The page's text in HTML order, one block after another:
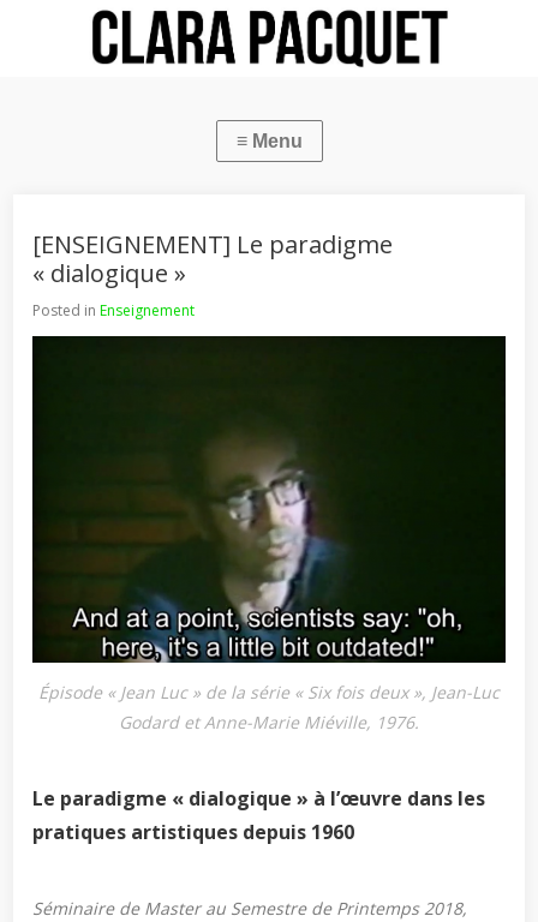
[ENSEIGNEMENT] Le paradigme
« dialogique »
Posted inEnseignement
Épisode « Jean Luc » de la série « Six fois deux », Jean-Luc
Godard et Anne-Marie Miéville, 1976.
Le paradigme « dialogique » à l’œuvre dans les
pratiques artistiques depuis 1960
Séminaire de Master au Semestre de Printemps 2018,